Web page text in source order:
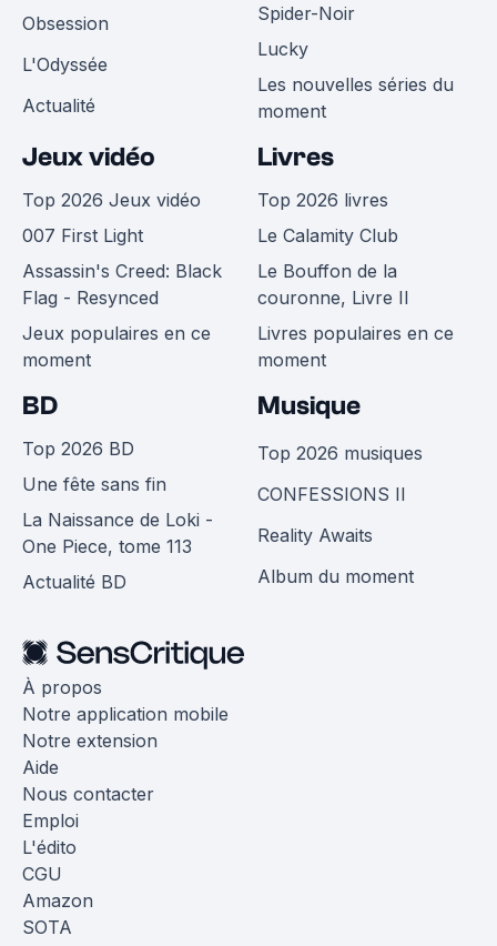
Obsession
L'Odyssée
Actualité
Spider-Noir
Lucky
Les nouvelles séries du
moment
Jeux vidéo
Top 2026 Jeux vidéo
007 First Light
Assassin's Creed: Black
Flag - Resynced
Jeux populaires en ce
moment
Livres
Top 2026 livres
Le Calamity Club
Le Bouffon de la
couronne, Livre II
Livres populaires en ce
moment
BD
Top 2026 BD
Une fête sans fin
La Naissance de Loki -
One Piece, tome 113
Actualité BD
Musique
Top 2026 musiques
CONFESSIONS II
Reality Awaits
Album du moment
À propos
Notre application mobile
Notre extension
Aide
Nous contacter
Emploi
L'édito
CGU
Amazon
SOTA